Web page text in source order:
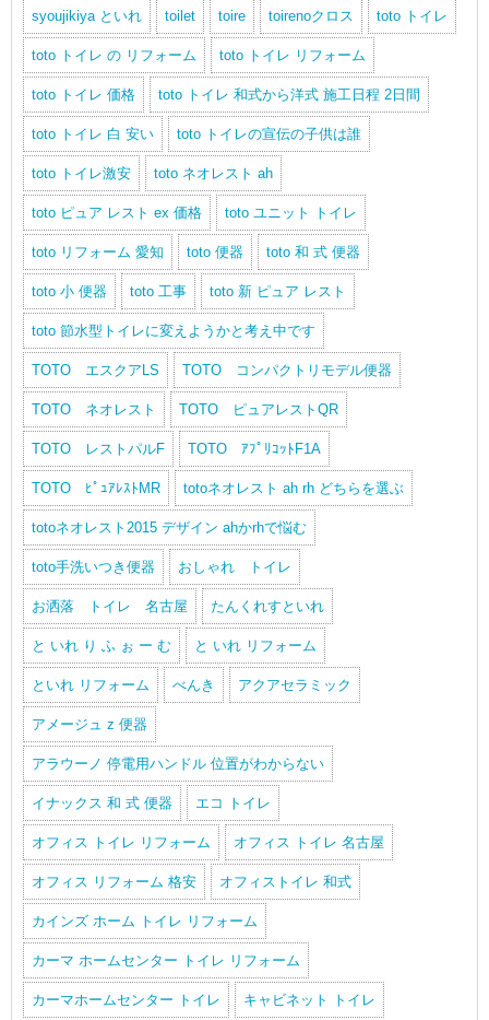
syoujikiya といれ toilet toire toirenoクロス toto トイレ
toto トイレ の リフォーム toto トイレ リフォーム
toto トイレ 価格 toto トイレ 和式から洋式 施工日程 2日間
toto トイレ 白 安い toto トイレの宣伝の子供は誰
toto トイレ激安 toto ネオレスト ah
toto ピュア レスト ex 価格 toto ユニット トイレ
toto リフォーム 愛知 toto 便器 toto 和 式 便器
toto 小 便器 toto 工事 toto 新 ピュア レスト
toto 節水型トイレに変えようかと考え中です
TOTO エスクアLS TOTO コンパクトリモデル便器
TOTO ネオレスト TOTO ピュアレストQR
TOTO レストパルF TOTO ｱﾌﾟﾘｺｯﾄF1A
TOTO ﾋﾟｭｱﾚｽﾄMR totoネオレスト ah rh どちらを選ぶ
totoネオレスト2015 デザイン ahかrhで悩む
toto手洗いつき便器 おしゃれ トイレ
お洒落 トイレ 名古屋 たんくれすといれ
と いれ り ふ ぉ ー む と いれ リフォーム
といれ リフォーム べんき アクアセラミック
アメージュ z 便器
アラウーノ 停電用ハンドル 位置がわからない
イナックス 和 式 便器 エコ トイレ
オフィス トイレ リフォーム オフィス トイレ 名古屋
オフィス リフォーム 格安 オフィストイレ 和式
カインズ ホーム トイレ リフォーム
カーマ ホームセンター トイレ リフォーム
カーマホームセンター トイレ キャビネット トイレ